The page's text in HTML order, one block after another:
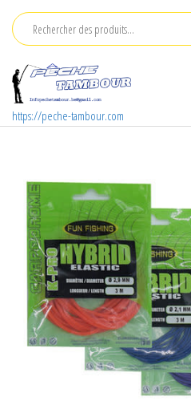
Aller
https://peche-tambour.com